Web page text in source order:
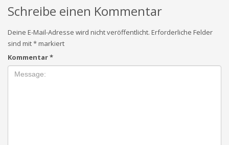
Schreibe einen Kommentar
Deine E-Mail-Adresse wird nicht veröffentlicht. Erforderliche Felder
sind mit*markiert
Kommentar*